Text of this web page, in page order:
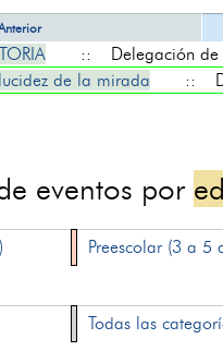
:: Delegación de
de la mirada
::
eventos por
Preescolar (3 a 5
Todas las